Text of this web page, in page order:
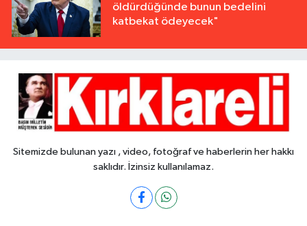
öldürdüğünde bunun bedelini
katbekat ödeyecek"
Sitemizde bulunan yazı , video, fotoğraf ve haberlerin her hakkı
saklıdır. İzinsiz kullanılamaz.